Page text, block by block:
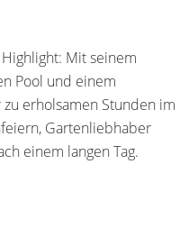
Mit seinem
Pool und einem
erholsamen Stunden im
Gartenliebhaber
einem langen Tag.